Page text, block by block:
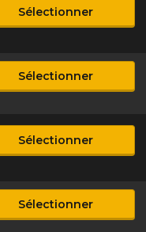
Sélectionner
Sélectionner
Sélectionner
Sélectionner